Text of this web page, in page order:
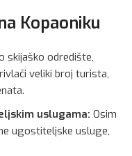
Kopaoniku
skijaško odredište,
veliki broj turista,
uslugama: Osim
ugostiteljske usluge,